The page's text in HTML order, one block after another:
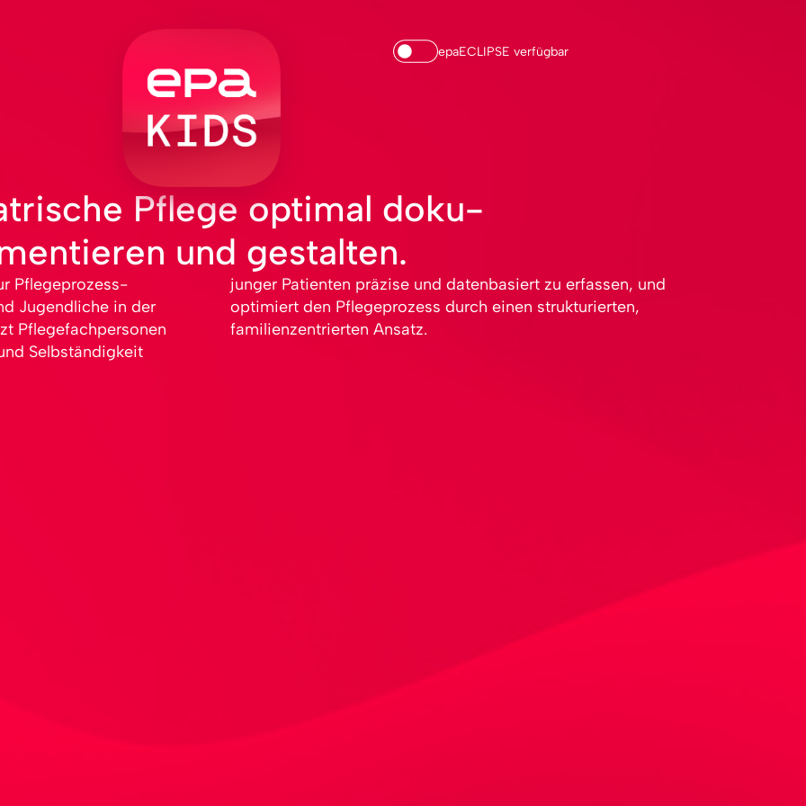
epaECLIPSE verfügbar
Pflege optimal doku­
und gestalten.
Pflege­prozess­
Jugend­liche in der
Pflege­fach­personen
Selbständig­keit
zu erfassen, und
strukturierten,
familien­zentrierten Ansatz.